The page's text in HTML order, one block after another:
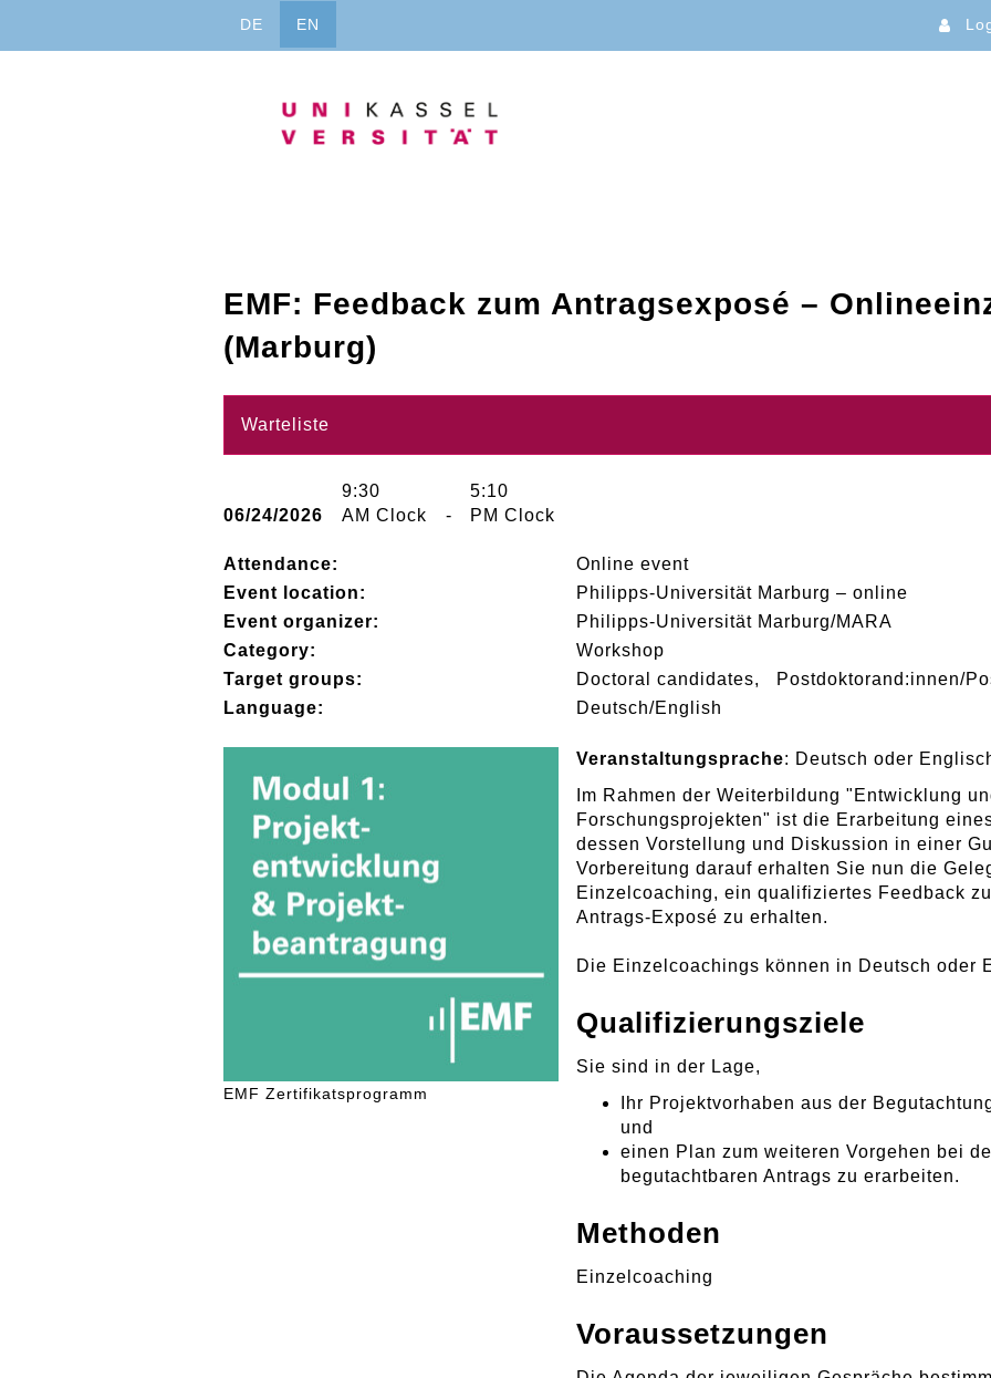
DE EN
EMF: Feedback zum Antragsexposé –
(Marburg)
Warteliste
06/24/2026
9:30
AM Clock
-
5:10
PM Clock
Attendance:
Online event
Event location:
Philipps-Universität Marburg – online
Event organizer:
Philipps-Universität Marburg/MARA
Category:
Workshop
Target groups:
Doctoral candidates
Postdoktorand:innen/
Language:
Deutsch/English
EMF Zertifikatsprogramm
Veranstaltungsprache: Deutsch oder
Im Rahmen der Weiterbildung "Entwicklung
Forschungsprojekten" ist die Erarbeitung
dessen Vorstellung und Diskussion in einer
Vorbereitung darauf erhalten Sie nun die
Einzelcoaching, ein qualifiziertes Feedback
Antrags-Exposé zu erhalten.
Die Einzelcoachings können in Deutsch oder
Qualifizierungsziele
Sie sind in der Lage,
Ihr Projektvorhaben aus der
und
einen Plan zum weiteren Vorgehen bei
begutachtbaren Antrags zu erarbeiten.
Methoden
Einzelcoaching
Voraussetzungen